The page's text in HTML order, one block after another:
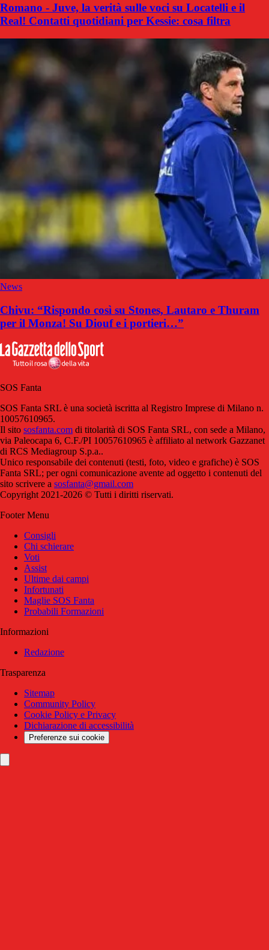
Romano - Juve, la verità sulle voci su Locatelli e il
Real! Contatti quotidiani per Kessie: cosa filtra
News
Chivu: “Rispondo così su Stones, Lautaro e Thuram
per il Monza! Su Diouf e i portieri…”
SOS Fanta
SOS Fanta SRL è una società iscritta al Registro Imprese di Milano n.
10057610965.
Il sito sosfanta.com di titolarità di SOS Fanta SRL, con sede a Milano,
via Paleocapa 6, C.F./PI 10057610965 è affiliato al network Gazzanet
di RCS Mediagroup S.p.a..
Unico responsabile dei contenuti (testi, foto, video e grafiche) è SOS
Fanta SRL; per ogni comunicazione avente ad oggetto i contenuti del
sito scrivere a sosfanta@gmail.com
Copyright 2021-2026 © Tutti i diritti riservati.
Footer Menu
Consigli
Chi schierare
Voti
Assist
Ultime dai campi
Infortunati
Maglie SOS Fanta
Probabili Formazioni
Informazioni
Redazione
Trasparenza
Sitemap
Community Policy
Cookie Policy e Privacy
Dichiarazione di accessibilità
Preferenze sui cookie